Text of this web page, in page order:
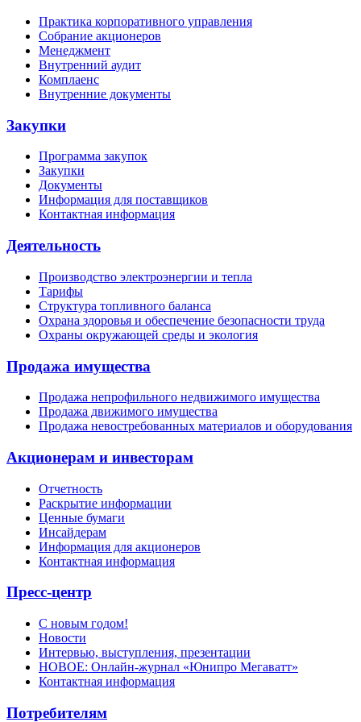
Практика корпоративного управления
Собрание акционеров
Менеджмент
Внутренний аудит
Комплаенс
Внутренние документы
Закупки
Программа закупок
Закупки
Документы
Информация для поставщиков
Контактная информация
Деятельность
Производство электроэнергии и тепла
Тарифы
Структура топливного баланса
Охрана здоровья и обеспечение безопасности труда
Охраны окружающей среды и экология
Продажа имущества
Продажа непрофильного недвижимого имущества
Продажа движимого имущества
Продажа невостребованных материалов и оборудования
Акционерам и инвесторам
Отчетность
Раскрытие информации
Ценные бумаги
Инсайдерам
Информация для акционеров
Контактная информация
Пресс-центр
С новым годом!
Новости
Интервью, выступления, презентации
НОВОЕ: Онлайн-журнал «Юнипро Мегаватт»
Контактная информация
Потребителям